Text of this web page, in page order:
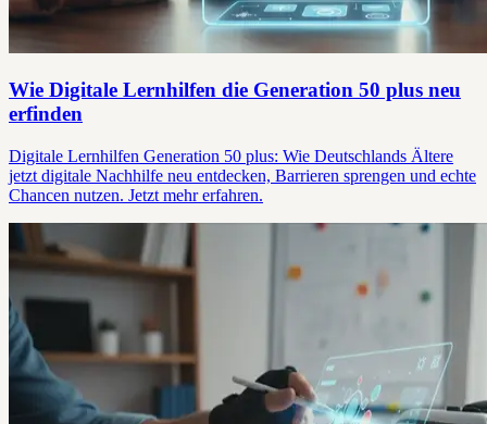
Wie Digitale Lernhilfen die Generation 50 plus neu
erfinden
Digitale Lernhilfen Generation 50 plus: Wie Deutschlands Ältere
jetzt digitale Nachhilfe neu entdecken, Barrieren sprengen und echte
Chancen nutzen. Jetzt mehr erfahren.